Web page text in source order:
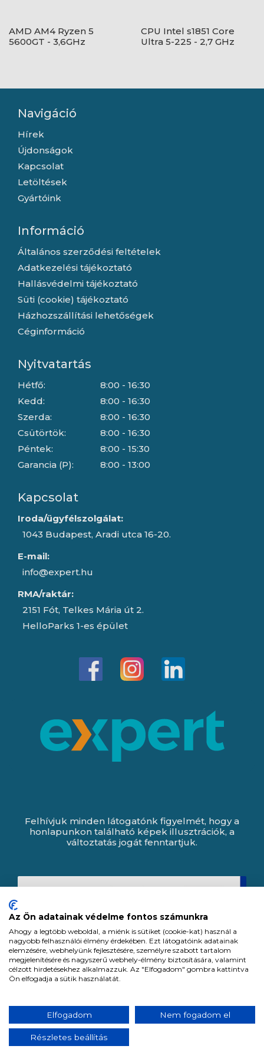
AMD AM4 Ryzen 5
5600GT - 3,6GHz
CPU Intel s1851 Core
Ultra 5-225 - 2,7 GHz
Navigáció
Hírek
Újdonságok
Kapcsolat
Letöltések
Gyártóink
Információ
Általános szerződési feltételek
Adatkezelési tájékoztató
Hallásvédelmi tájékoztató
Süti (cookie) tájékoztató
Házhozszállítási lehetőségek
Céginformáció
Nyitvatartás
Hétfő:
Kedd:
Szerda:
Csütörtök:
Péntek:
Garancia (P):
8:00 - 16:30
8:00 - 16:30
8:00 - 16:30
8:00 - 16:30
8:00 - 15:30
8:00 - 13:00
Kapcsolat
Iroda/ügyfélszolgálat:
1043 Budapest, Aradi utca 16-20.
E-mail:
info@expert.hu
RMA/raktár:
2151 Fót, Telkes Mária út 2.
HelloParks 1-es épület
Felhívjuk minden látogatónk figyelmét, hogy a
honlapunkon található képek illusztrációk, a
változtatás jogát fenntartjuk.
Minden jog fenntartva. All rights reserved.
Tervezte és készítette:
Az Ön adatainak védelme fontos számunkra
Ahogy a legtöbb weboldal, a miénk is sütiket (cookie-kat) használ a
nagyobb felhasználói élmény érdekében. Ezt látogatóink adatainak
elemzésére, webhelyünk fejlesztésére, személyre szabott tartalom
megjelenítésére és nagyszerű webhely-élmény biztosítására, valamint
célzott hirdetésekhez alkalmazzuk. Az "Elfogadom" gombra kattintva
Ön elfogadja a sütik használatát.
Elfogadom Nem fogadom el
Részletes beállítás